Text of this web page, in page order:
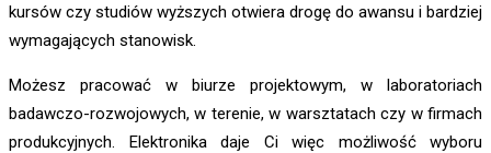
kursów czy studiów wyższych otwiera drogę do awansu i bardziej
wymagających stanowisk.
Możesz pracować w biurze projektowym, w laboratoriach
badawczo-rozwojowych, w terenie, w warsztatach czy w firmach
produkcyjnych. Elektronika daje Ci więc możliwość wyboru